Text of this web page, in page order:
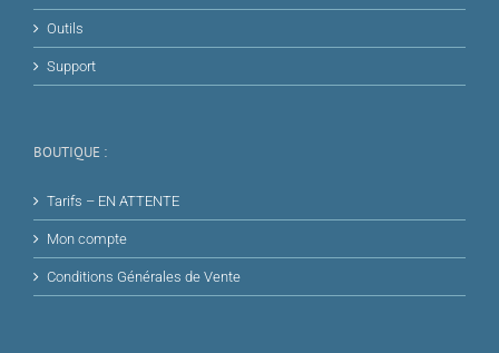
Outils
Support
BOUTIQUE :
Tarifs – EN ATTENTE
Mon compte
Conditions Générales de Vente